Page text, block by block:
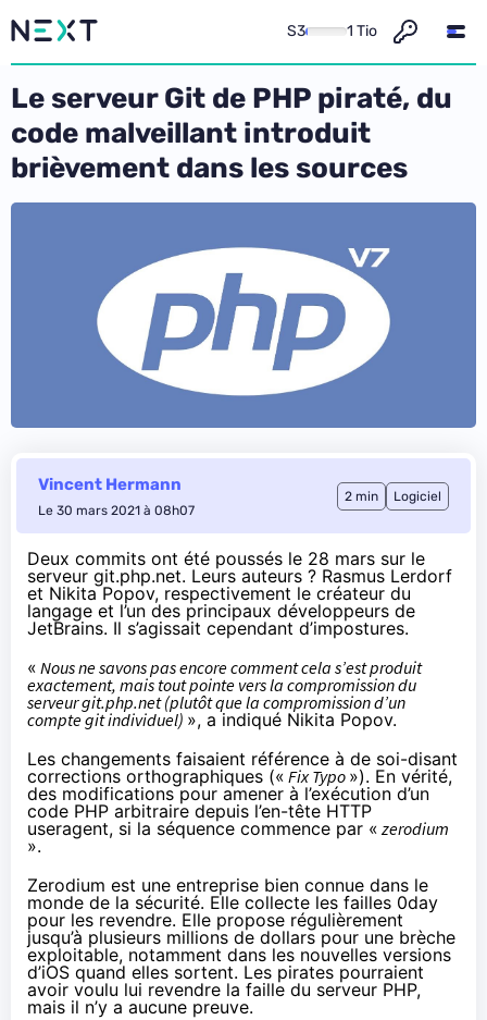
S3 1 Tio
Le serveur Git de PHP piraté, du
code malveillant introduit
brièvement dans les sources
Vincent Hermann
Le 30 mars 2021 à 08h07
2 min Logiciel
Deux commits ont été poussés le 28 mars sur le
serveur git.php.net. Leurs auteurs ? Rasmus Lerdorf
et Nikita Popov, respectivement le créateur du
langage et l’un des principaux développeurs de
JetBrains. Il s’agissait cependant d’impostures.
« Nous ne savons pas encore comment cela s’est produit
exactement, mais tout pointe vers la compromission du
serveur git.php.net (plutôt que la compromission d’un
compte git individuel) », a indiqué Nikita Popov.
Les changements faisaient référence à de soi-disant
corrections orthographiques (« Fix Typo »). En vérité,
des modificationspour amener à l’exécution d’un
code PHP arbitraire depuis l’en-tête HTTP
useragent, si la séquence commence par « zerodium
».
Zerodium est une entreprise bien connue dans le
monde de la sécurité. Elle collecte les failles 0day
pour les revendre. Elle propose régulièrement
jusqu’à plusieurs millions de dollars pour une brèche
exploitable, notamment dans les nouvelles versions
d’iOS quand elles sortent. Les pirates pourraient
avoir voulu lui revendre la faille du serveur PHP,
mais il n’y a aucune preuve.